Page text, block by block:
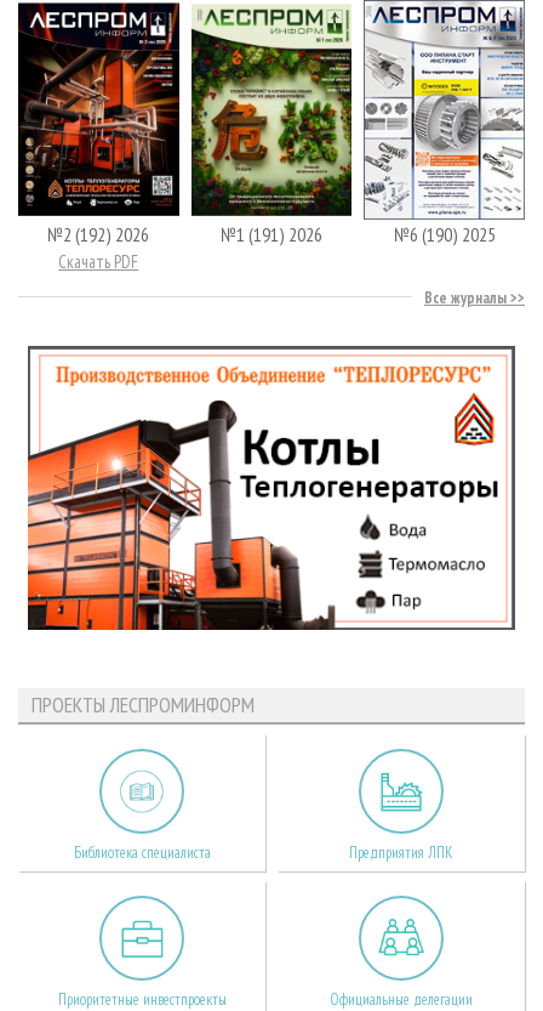
№2 (192) 2026
Скачать PDF
№1 (191) 2026 №6 (190) 2025
Все журналы
ПРОЕКТЫ ЛЕСПРОМИНФОРМ
Библиотека специалиста Предприятия ЛПК
Приоритетные инвестпроекты Официальные делегации